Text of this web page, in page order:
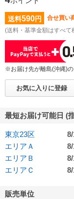
送料590円 合せ買い
(送料・基準金額はすべて
※お届け先が離島(沖縄)
お気に入りに登録
最短お届け可能日 (
東京23区
エリアＡ
エリアＢ
エリアＣ
販売単位